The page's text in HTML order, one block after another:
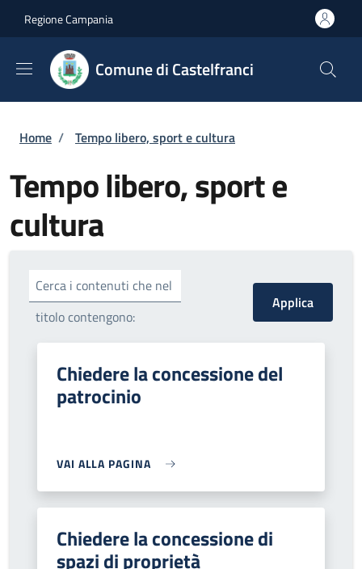
Regione Campania
Comune di Castelfranci
Briciole di pane
Home / Tempo libero, sport e cultura
Tempo libero, sport e
cultura
Cerca i contenuti che nel
titolo contengono:
Chiedere la concessione del
patrocinio
VAI ALLA PAGINA
Chiedere la concessione di
spazi di proprietà